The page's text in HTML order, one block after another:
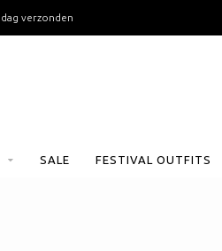
Besteld
SALE FESTIVAL OUTFITS